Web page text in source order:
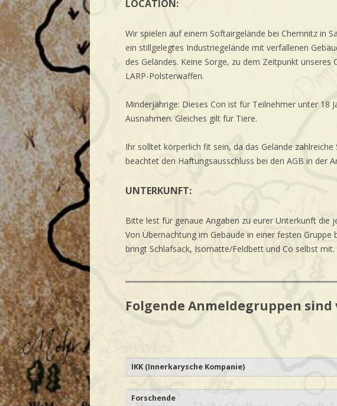
LOCATION:
Wir spielen auf einem Softairgelände bei Chemnitz in
ein stillgelegtes Industriegelände mit verfallenen
des Geländes. Keine Sorge, zu dem Zeitpunkt
LARP-Polsterwaffen.
Minderjährige: Dieses Con ist für Teilnehmer unter 18
Ausnahmen. Gleiches gilt für Tiere.
Ihr solltet körperlich fit sein, da das Gelände
beachtet den Haftungsausschluss bei den AGB in der
UNTERKUNFT:
Bitte lest für genaue Angaben zu eurer Unterkunft die
Von Übernachtung im Gebäude in einer festen
bringt Schlafsack, Isomatte/Feldbett und Co selbst mit.
Folgende Anmeldegruppen
IKK (Innerkarysche Kompanie)
Forschende